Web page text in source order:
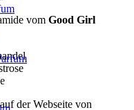
vom Good Girl
der Webseite von